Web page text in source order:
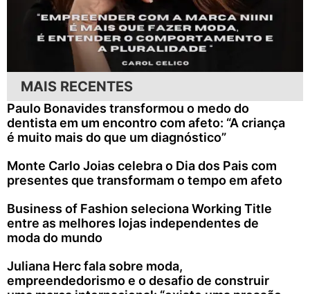
MAIS RECENTES
Paulo Bonavides transformou o medo do
dentista em um encontro com afeto: “A criança
é muito mais do que um diagnóstico”
Monte Carlo Joias celebra o Dia dos Pais com
presentes que transformam o tempo em afeto
Business of Fashion seleciona Working Title
entre as melhores lojas independentes de
moda do mundo
Juliana Herc fala sobre moda,
empreendedorismo e o desafio de construir